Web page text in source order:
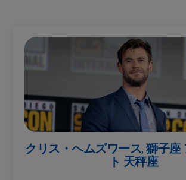
クリス・ヘムズワース, 獅子座
ト 天秤座